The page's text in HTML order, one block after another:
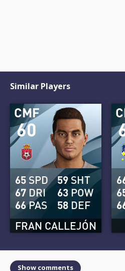
Similar Players
60
CMF
FRAN CALLEJÓN
65 SPD
67 DRI
66PAS
59 SHT
63 POW
58 DEF
Show comments